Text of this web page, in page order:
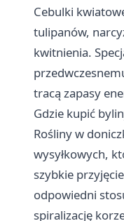
Cebulki
tulipanów,
kwitnienia.
tracą zapasy
Gdzie kupić
Rośliny w
wysyłkowych,
szybkie
odpowiedni
spiralizację